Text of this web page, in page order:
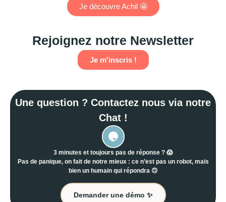
Je découvre Achil 🤩
Rejoignez notre Newsletter
Je m'inscris !
Une question ? Contactez nous via notre
Chat !
3 minutes et toujours pas de réponse ? 😱
Pas de panique, on fait de notre mieux : ce n’est pas un robot, mais
bien un humain qui répondra 🙃
Demander une démo ✨